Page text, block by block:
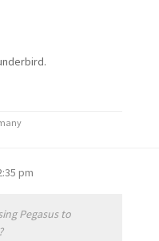
pm
Pegasus to